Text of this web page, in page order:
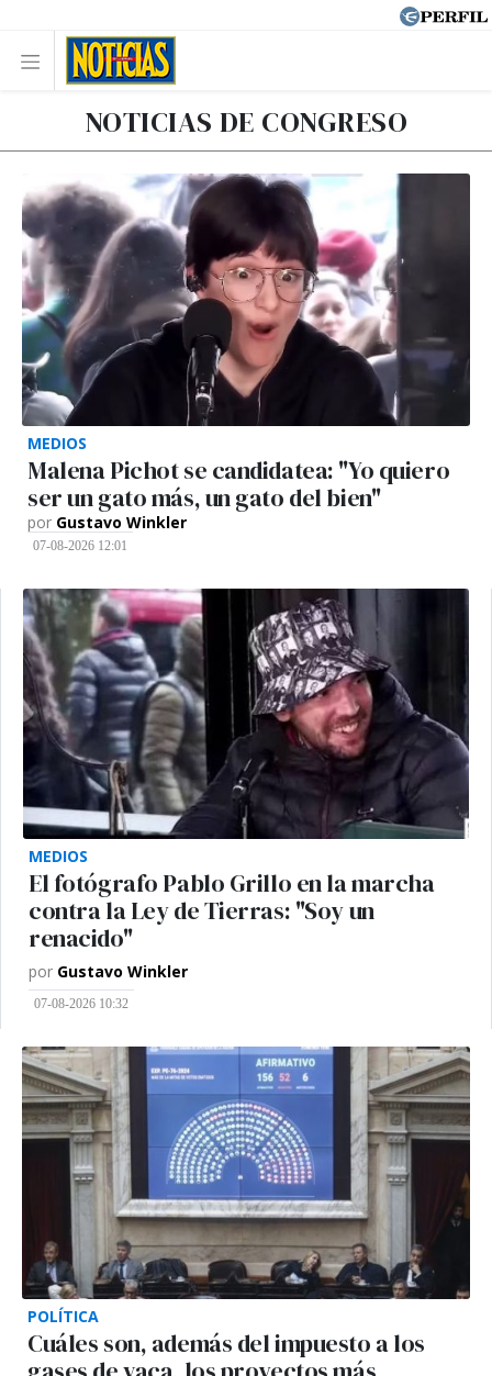
NOTICIAS DE CONGRESO
MEDIOS
Malena Pichot se candidatea: "Yo quiero
ser un gato más, un gato del bien"
por Gustavo Winkler
07-08-2026 12:01
MEDIOS
El fotógrafo Pablo Grillo en la marcha
contra la Ley de Tierras: "Soy un
renacido"
por Gustavo Winkler
07-08-2026 10:32
POLÍTICA
Cuáles son, además del impuesto a los